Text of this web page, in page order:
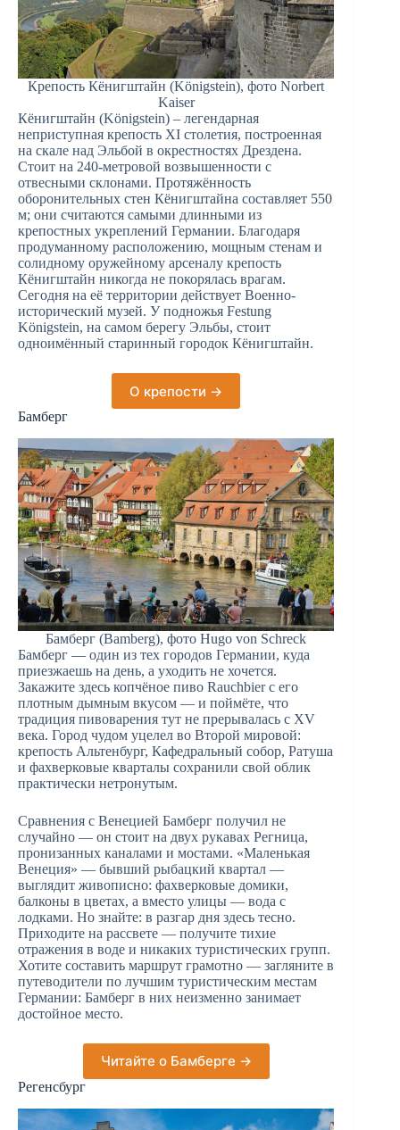
Крепость Кёнигштайн (Königstein), фото Norbert
Kaiser
Кёнигштайн (Königstein) – легендарная
неприступная крепость XI столетия, построенная
на скале над Эльбой в окрестностях Дрездена.
Стоит на 240-метровой возвышенности с
отвесными склонами. Протяжённость
оборонительных стен Кёнигштайна составляет 550
м; они считаются самыми длинными из
крепостных укреплений Германии. Благодаря
продуманному расположению, мощным стенам и
солидному оружейному арсеналу крепость
Кёнигштайн никогда не покорялась врагам.
Сегодня на её территории действует Военно-
исторический музей. У подножья Festung
Königstein, на самом берегу Эльбы, стоит
одноимённый старинный городок Кёнигштайн.
О крепости →
Бамберг
Бамберг (Bamberg), фото Hugo von Schreck
Бамберг — один из тех городов Германии, куда
приезжаешь на день, а уходить не хочется.
Закажите здесь копчёное пиво Rauchbier с его
плотным дымным вкусом — и поймёте, что
традиция пивоварения тут не прерывалась с XV
века. Город чудом уцелел во Второй мировой:
крепость Альтенбург, Кафедральный собор, Ратуша
и фахверковые кварталы сохранили свой облик
практически нетронутым.
Сравнения с Венецией Бамберг получил не
случайно — он стоит на двух рукавах Регница,
пронизанных каналами и мостами. «Маленькая
Венеция» — бывший рыбацкий квартал —
выглядит живописно: фахверковые домики,
балконы в цветах, а вместо улицы — вода с
лодками. Но знайте: в разгар дня здесь тесно.
Приходите на рассвете — получите тихие
отражения в воде и никаких туристических групп.
Хотите составить маршрут грамотно — загляните в
путеводители по лучшим туристическим местам
Германии: Бамберг в них неизменно занимает
достойное место.
Читайте о Бамберге →
Регенсбург